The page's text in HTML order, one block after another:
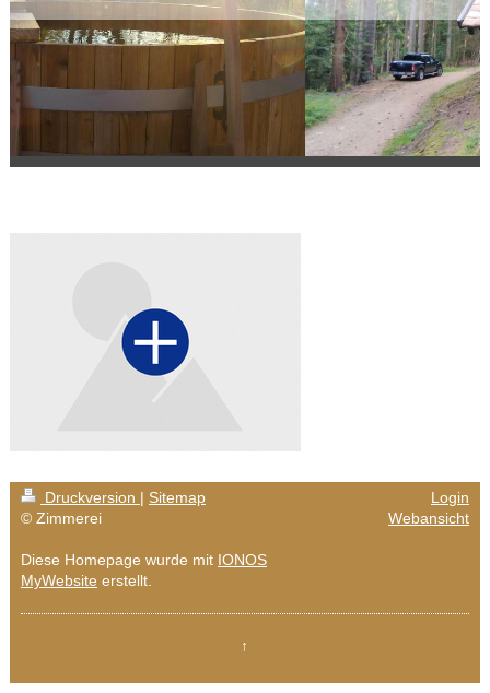
Druckversion | Sitemap
© Zimmerei
Diese Homepage wurde mit IONOS
MyWebsite erstellt.
Login
Webansicht
↑